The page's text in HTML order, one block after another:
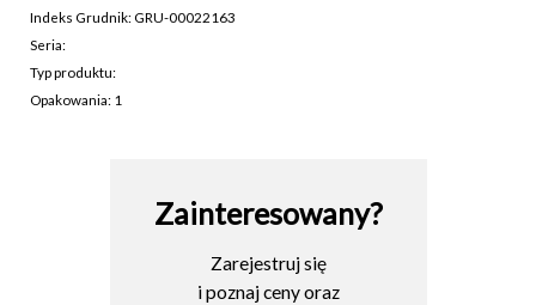
Indeks Grudnik: GRU-00022163
Seria:
Typ produktu:
Opakowania: 1
Zainteresowany?
Zarejestruj się
i poznaj ceny oraz